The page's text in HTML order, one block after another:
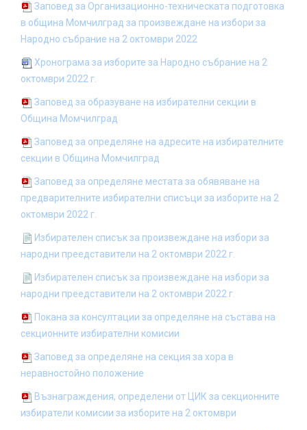
Заповед за Организационно-техническата подготовка
в община Момчилград за произвеждане на избори за
Народно събрание на 2 октомври 2022
Хронограма за изборите за Народно събрание на 2
октомври 2022 г.
Заповед за образуване на избирателни секции в
Община Момчилград
Заповед за определяне на адресите на избирателните
секции в Община Момчилград
Заповед за определяне местата за обявяване на
предварителните избирателни списъци за изборите на 2
октомври 2022 г.
Избирателен списък за произвеждане на избори за
народни преедставители на 2 октомври 2022 г.
Избирателен списък за произвеждане на избори за
народни преедставители на 2 октомври 2022 г.
Покана за консултации за определяне на състава на
секционните избирателни комисии
Заповед за определяне на секция за хора в
неравностойно положение
Възнаграждения, определени от ЦИК за секционните
избиратели комисии за изборите на 2 октомври